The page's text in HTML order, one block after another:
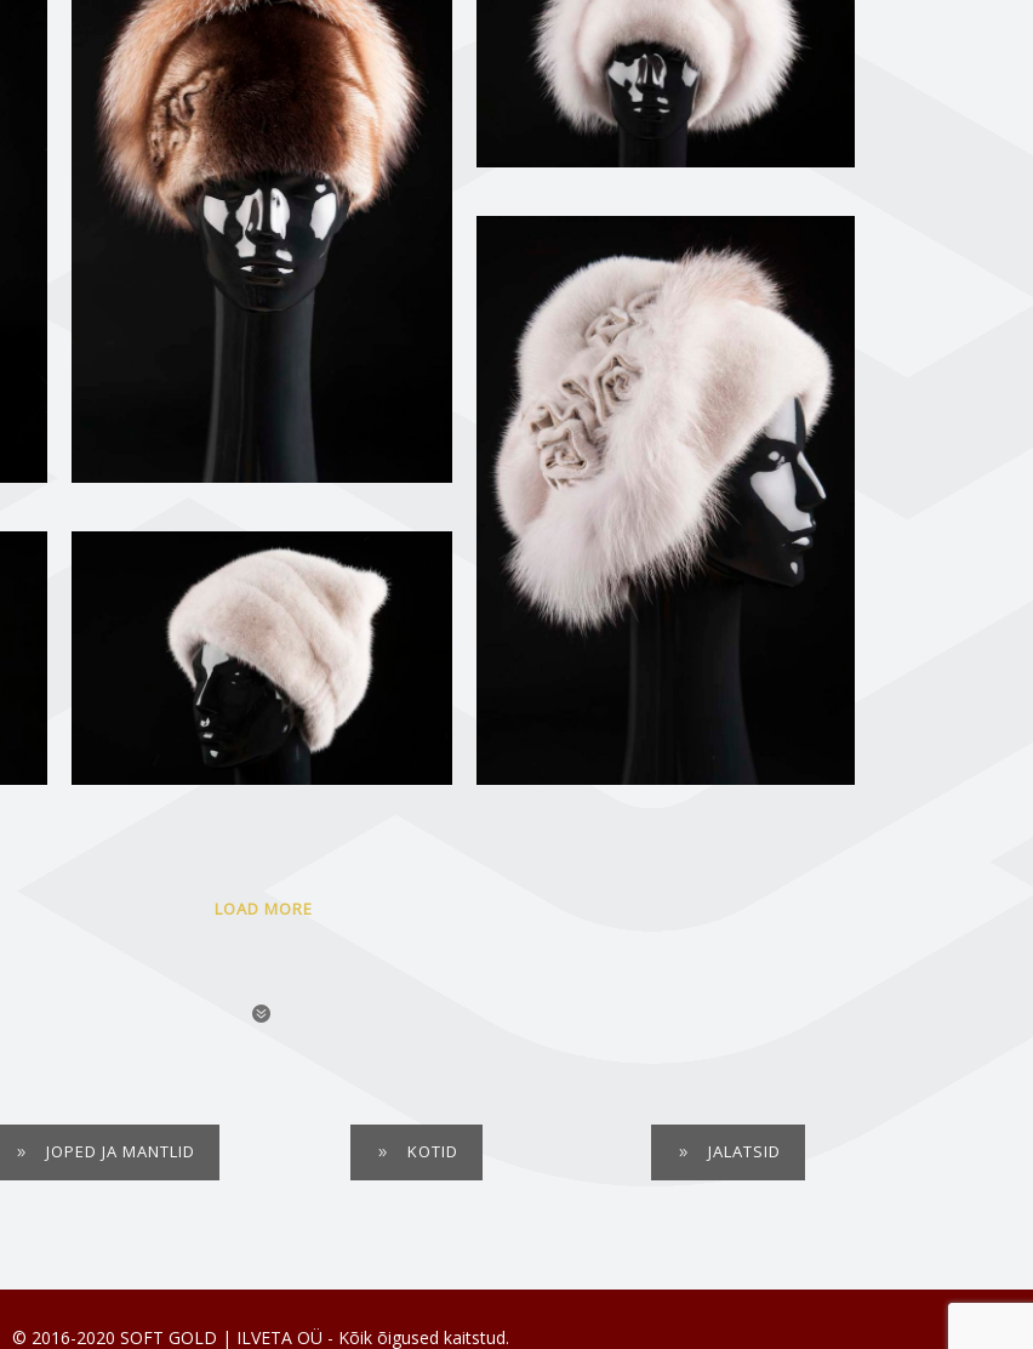
LOAD MORE
JOPED JA MANTLID KOTID JALATSID
© 2016-2020 SOFT GOLD | ILVETA OÜ - Kõik õigused kaitstud.